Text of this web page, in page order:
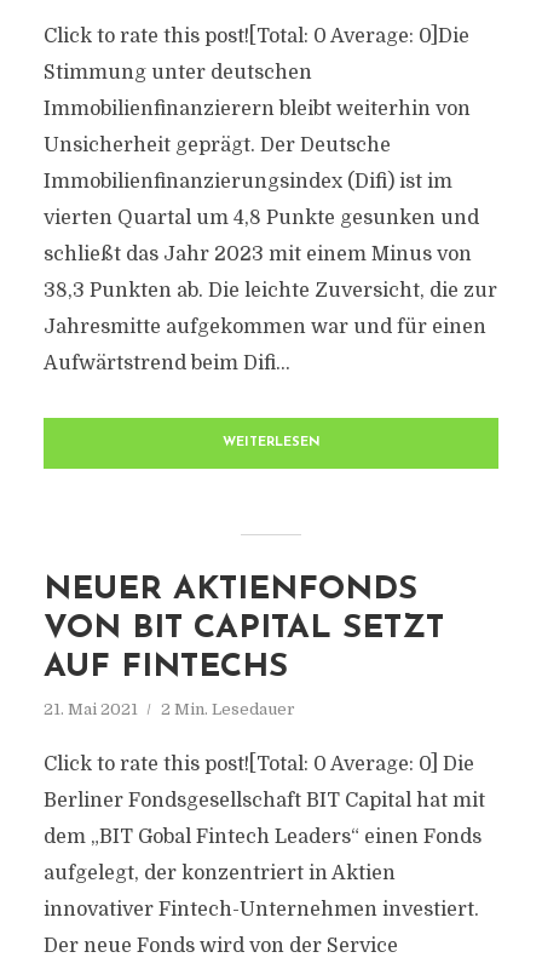
Click to rate this post![Total: 0 Average: 0]Die
Stimmung unter deutschen
Immobilienfinanzierern bleibt weiterhin von
Unsicherheit geprägt. Der Deutsche
Immobilienfinanzierungsindex (Difi) ist im
vierten Quartal um 4,8 Punkte gesunken und
schließt das Jahr 2023 mit einem Minus von
38,3 Punkten ab. Die leichte Zuversicht, die zur
Jahresmitte aufgekommen war und für einen
Aufwärtstrend beim Difi...
WEITERLESEN
NEUER AKTIENFONDS
VON BIT CAPITAL SETZT
AUF FINTECHS
21. Mai 2021 2 Min. Lesedauer
Click to rate this post![Total: 0 Average: 0] Die
Berliner Fondsgesellschaft BIT Capital hat mit
dem „BIT Gobal Fintech Leaders“ einen Fonds
aufgelegt, der konzentriert in Aktien
innovativer Fintech-Unternehmen investiert.
Der neue Fonds wird von der Service